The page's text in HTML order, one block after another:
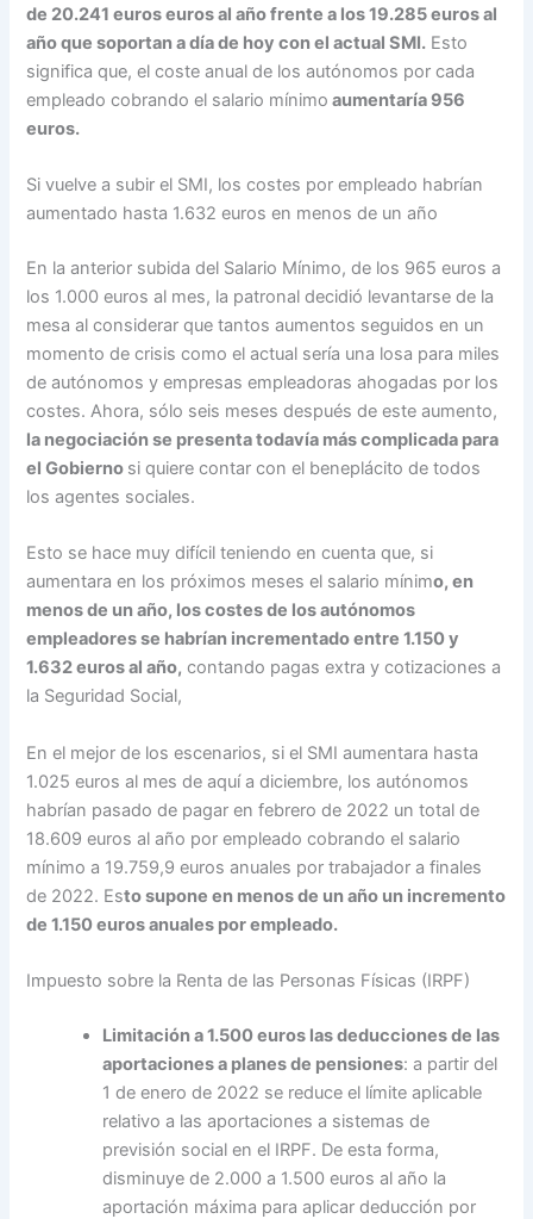
de 20.241 euros euros al año frente a los 19.285 euros al
año que soportan a día de hoy con el actual SMI. Esto
significa que, el coste anual de los autónomos por cada
empleado cobrando el salario mínimo aumentaría 956
euros.
Si vuelve a subir el SMI, los costes por empleado habrían
aumentado hasta 1.632 euros en menos de un año
En la anterior subida del Salario Mínimo, de los 965 euros a
los 1.000 euros al mes, la patronal decidió levantarse de la
mesa al considerar que tantos aumentos seguidos en un
momento de crisis como el actual sería una losa para miles
de autónomos y empresas empleadoras ahogadas por los
costes. Ahora, sólo seis meses después de este aumento,
la negociación se presenta todavía más complicada para
el Gobierno si quiere contar con el beneplácito de todos
los agentes sociales.
Esto se hace muy difícil teniendo en cuenta que, si
aumentara en los próximos meses el salario mínimo, en
menos de un año, los costes de los autónomos
empleadores se habrían incrementado entre 1.150 y
1.632 euros al año, contando pagas extra y cotizaciones a
la Seguridad Social,
En el mejor de los escenarios, si el SMI aumentara hasta
1.025 euros al mes de aquí a diciembre, los autónomos
habrían pasado de pagar en febrero de 2022 un total de
18.609 euros al año por empleado cobrando el salario
mínimo a 19.759,9 euros anuales por trabajador a finales
de 2022. Esto supone en menos de un año un incremento
de 1.150 euros anuales por empleado.
Impuesto sobre la Renta de las Personas Físicas (IRPF)
Limitación a 1.500 euros las deducciones de las
aportaciones a planes de pensiones: a partir del
1 de enero de 2022 se reduce el límite aplicable
relativo a las aportaciones a sistemas de
previsión social en el IRPF. De esta forma,
disminuye de 2.000 a 1.500 euros al año la
aportación máxima para aplicar deducción por